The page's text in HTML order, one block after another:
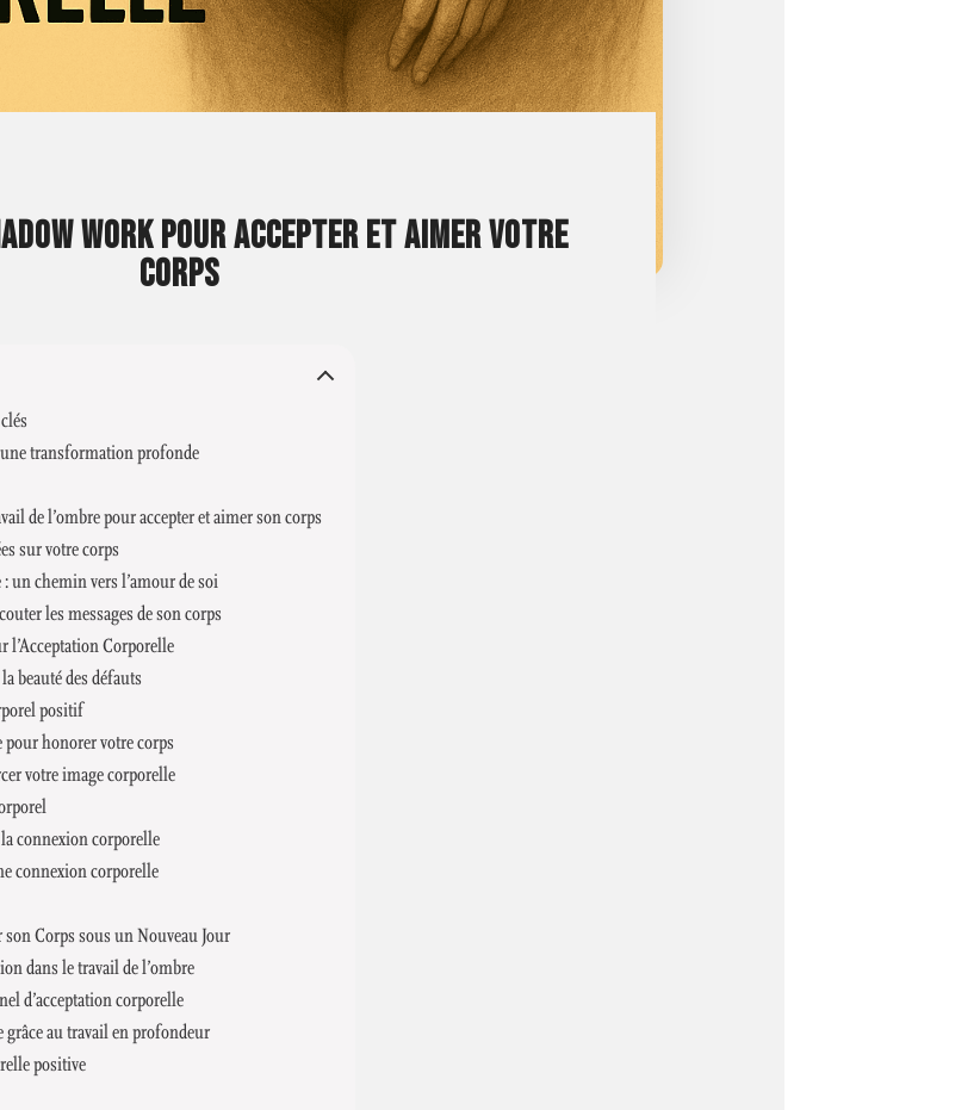
WORK POUR ACCEPTER ET AIMER VOTRE
CORPS
transformation profonde
de l’ombre pour accepter et aimer son corps
sur votre corps
un chemin vers l’amour de soi
les messages de son corps
l’Acceptation Corporelle
beauté des défauts
positif
pour honorer votre corps
votre image corporelle
connexion corporelle
connexion corporelle
Corps sous un Nouveau Jour
dans le travail de l’ombre
d’acceptation corporelle
au travail en profondeur
positive